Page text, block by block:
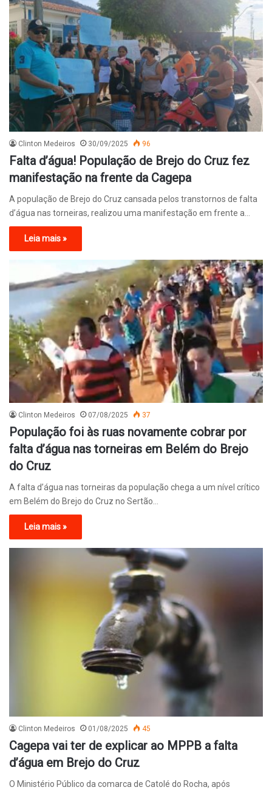
Clinton Medeiros 30/09/2025 96
Falta d’água! População de Brejo do Cruz fez
manifestação na frente da Cagepa
A população de Brejo do Cruz cansada pelos transtornos de falta
d’água nas torneiras, realizou uma manifestação em frente a…
Leia mais »
Clinton Medeiros 07/08/2025 37
População foi às ruas novamente cobrar por
falta d’água nas torneiras em Belém do Brejo
do Cruz
A falta d’água nas torneiras da população chega a um nível crítico
em Belém do Brejo do Cruz no Sertão…
Leia mais »
Clinton Medeiros 01/08/2025 45
Cagepa vai ter de explicar ao MPPB a falta
d’água em Brejo do Cruz
O Ministério Público da comarca de Catolé do Rocha, após